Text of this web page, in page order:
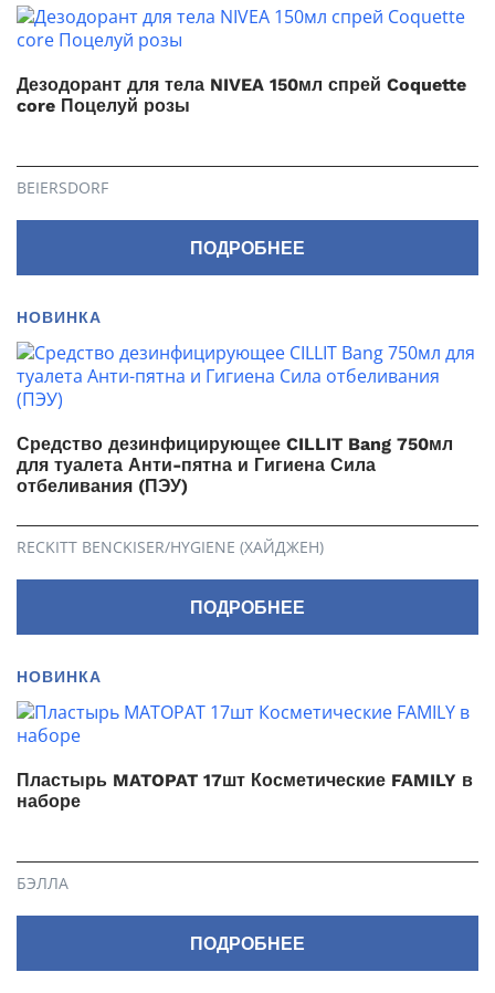
Дезодорант для тела NIVEA 150мл спрей Coquette
core Поцелуй розы
BEIERSDORF
ПОДРОБНЕЕ
НОВИНКА
Средство дезинфицирующее CILLIT Bang 750мл
для туалета Анти-пятна и Гигиена Сила
отбеливания (ПЭУ)
RECKITT BENCKISER/HYGIENE (ХАЙДЖЕН)
ПОДРОБНЕЕ
НОВИНКА
Пластырь MATOPAT 17шт Косметические FAMILY в
наборе
БЭЛЛА
ПОДРОБНЕЕ